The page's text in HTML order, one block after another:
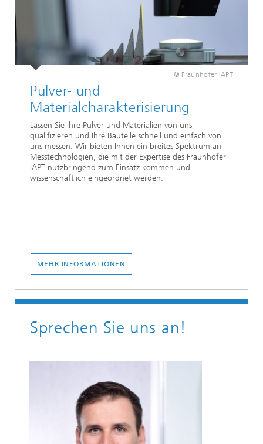
© Fraunhofer IAPT
Pulver- und
Materialcharakterisierung
Lassen Sie Ihre Pulver und Materialien von uns
qualifizieren und Ihre Bauteile schnell und einfach von
uns messen. Wir bieten Ihnen ein breites Spektrum an
Messtechnologien, die mit der Expertise des Fraunhofer
IAPT nutzbringend zum Einsatz kommen und
wissenschaftlich eingeordnet werden.
MEHR INFORMATIONEN
Sprechen Sie uns an!